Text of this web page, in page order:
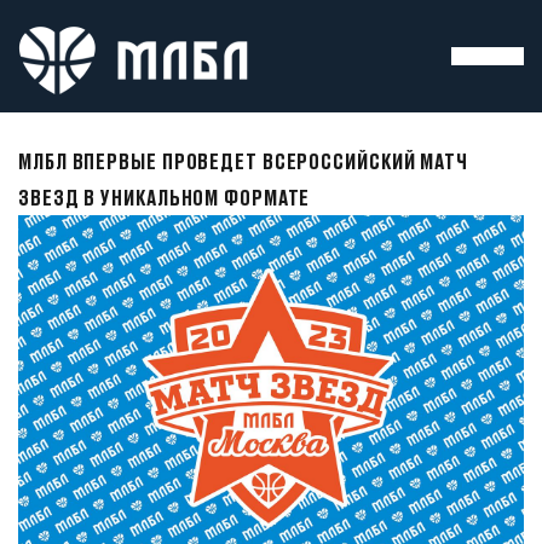
МЛБЛ ВПЕРВЫЕ ПРОВЕДЕТ ВСЕРОССИЙСКИЙ МАТЧ
ЗВЕЗД В УНИКАЛЬНОМ ФОРМАТЕ